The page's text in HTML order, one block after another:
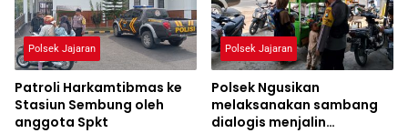
Polsek Jajaran
Patroli Harkamtibmas ke
Stasiun Sembung oleh
anggota Spkt
Polsek Jajaran
Polsek Ngusikan
melaksanakan sambang
dialogis menjalin